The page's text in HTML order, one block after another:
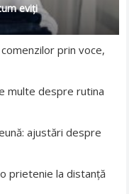
eviți
prin voce,
multe despre rutina
ajustări despre
prietenie la distanță